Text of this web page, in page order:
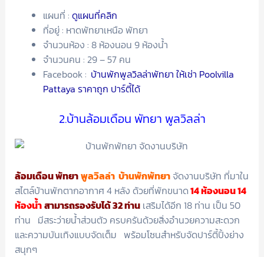
แผนที่ : ดูแผนที่คลิก
ที่อยู่ : หาดพัทยาเหนือ พัทยา
จำนวนห้อง : 8 ห้องนอน 9 ห้องน้ำ
จำนวนคน : 29 – 57 คน
Facebook : บ้านพักพูลวิลล่าพัทยา ให้เช่า Poolvilla
Pattaya ราคาถูก ปาร์ตี้ได้
2.บ้านล้อมเดือน พัทยา พูลวิลล่า
ล้อมเดือน พัทยาพูลวิลล่า บ้านพักพัทยาจัดงานบริษัท ที่มาใน
สไตล์บ้านพักตากอากาศ 4 หลัง ด้วยที่พักขนาด14 ห้องนอน 14
ห้องน้ำสามารถรองรับได้ 32 ท่านเสริมได้อีก 18 ท่าน เป็น 50
ท่าน มีสระว่ายน้ำส่วนตัว ครบครันด้วยสิ่งอำนวยความสะดวก
และความบันเทิงแบบจัดเต็ม พร้อมโซนสำหรับจัดปาร์ตี้ปิ้งย่าง
สนุกๆ